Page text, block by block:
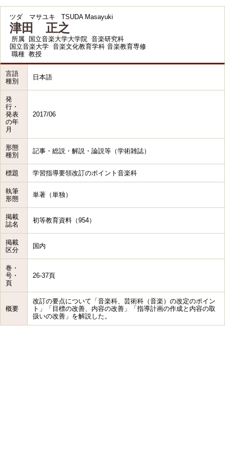
ツダ マサユキ TSUDA Masayuki
津田 正之
所属
国立音楽大学大学院 音楽研究科
国立音楽大学 音楽文化教育学科 音楽教育専修
職種 教授
言語
種別
日本語
発
行・
発表
の年
月
2017/06
形態
種別
記事・総説・解説・論説等（学術雑誌）
標題 学習指導要領改訂のポイント音楽科
執筆
形態
単著（単独）
掲載
誌名
初等教育資料（954）
掲載
区分
国内
巻・
号・
頁
26-37頁
概要
改訂の要点について「音楽科、芸術科（音楽）の改定のポイン
ト」「目標の改善、内容の改善」「指導計画の作成と内容の取
扱いの改善」を解説した。